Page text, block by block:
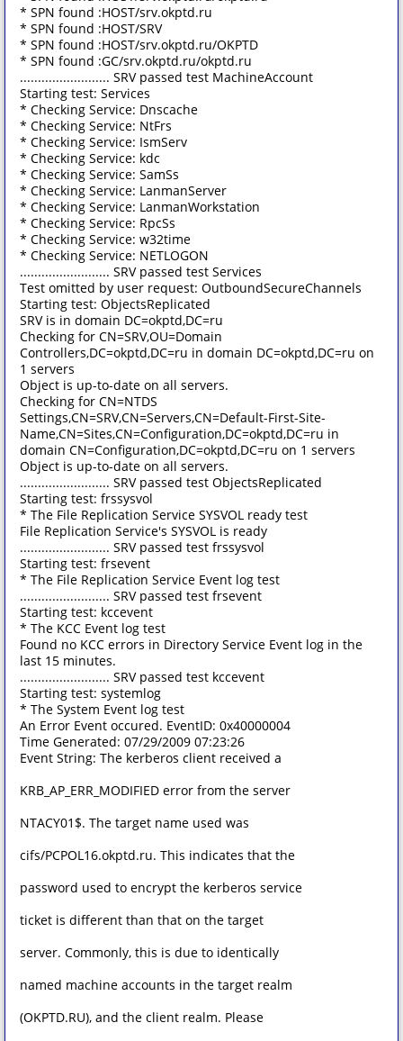
* SPN found :HOST/srv.okptd.ru
* SPN found :HOST/SRV
* SPN found :HOST/srv.okptd.ru/OKPTD
* SPN found :GC/srv.okptd.ru/okptd.ru
......................... SRV passed test MachineAccount
Starting test: Services
* Checking Service: Dnscache
* Checking Service: NtFrs
* Checking Service: IsmServ
* Checking Service: kdc
* Checking Service: SamSs
* Checking Service: LanmanServer
* Checking Service: LanmanWorkstation
* Checking Service: RpcSs
* Checking Service: w32time
* Checking Service: NETLOGON
......................... SRV passed test Services
Test omitted by user request: OutboundSecureChannels
Starting test: ObjectsReplicated
SRV is in domain DC=okptd,DC=ru
Checking for CN=SRV,OU=Domain
Controllers,DC=okptd,DC=ru in domain DC=okptd,DC=ru on
1 servers
Object is up-to-date on all servers.
Checking for CN=NTDS
Settings,CN=SRV,CN=Servers,CN=Default-First-Site-
Name,CN=Sites,CN=Configuration,DC=okptd,DC=ru in
domain CN=Configuration,DC=okptd,DC=ru on 1 servers
Object is up-to-date on all servers.
......................... SRV passed test ObjectsReplicated
Starting test: frssysvol
* The File Replication Service SYSVOL ready test
File Replication Service's SYSVOL is ready
......................... SRV passed test frssysvol
Starting test: frsevent
* The File Replication Service Event log test
......................... SRV passed test frsevent
Starting test: kccevent
* The KCC Event log test
Found no KCC errors in Directory Service Event log in the
last 15 minutes.
......................... SRV passed test kccevent
Starting test: systemlog
* The System Event log test
An Error Event occured. EventID: 0x40000004
Time Generated: 07/29/2009 07:23:26
Event String: The kerberos client received a
KRB_AP_ERR_MODIFIED error from the server
NTACY01$. The target name used was
cifs/PCPOL16.okptd.ru. This indicates that the
password used to encrypt the kerberos service
ticket is different than that on the target
server. Commonly, this is due to identically
named machine accounts in the target realm
(OKPTD.RU), and the client realm. Please